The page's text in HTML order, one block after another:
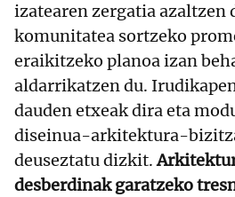
izatearen zergatia azaltzen
komunitatea sortzeko
eraikitzeko planoa izan
aldarrikatzen du.
dauden etxeak dira eta
diseinua-arkitektura-
deuseztatu dizkit.
desberdinak garatzeko